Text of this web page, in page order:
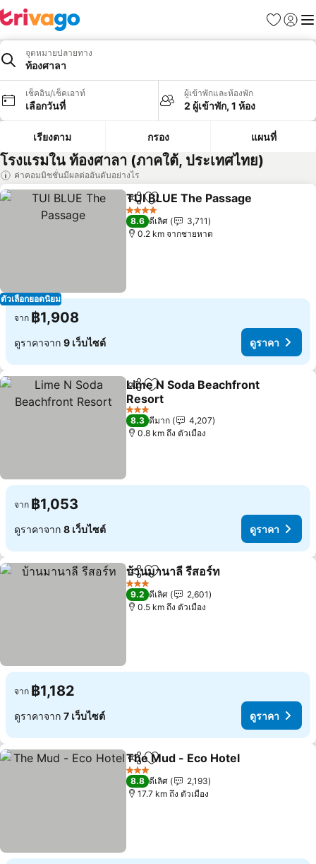
รายการโป
เข้าสู่ร
เมนู
จุดหมายปลายทาง
ท้องศาลา
เช็คอิน/เช็คเอาท์
เลือกวันที่
ผู้เข้าพักและห้องพัก
2 ผู้เข้าพัก, 1 ห้อง
เรียงตาม กรอง แผนที่
โรงแรมใน ท้องศาลา (ภาคใต้, ประเทศไทย)
ค่าคอมมิชชั่นมีผลต่ออันดับอย่างไร
ตัวเลือกยอดนิยม
แชร์ เพิ่มในรายการโปรด
TUI BLUE The Passage
4 ดาว
8.6 ดีเลิศ
3,711
0.2 km จากชายหาด
จาก ฿1,908
ดูราคาจาก 9 เว็บไซต์ ดูราคา
แชร์ เพิ่มในรายการโปรด
Lime N Soda Beachfront
Resort
ดูราคา
3 ดาว
8.3 ดีมาก
4,207
0.8 km ถึง ตัวเมือง
จาก ฿1,053
ดูราคาจาก 8 เว็บไซต์ ดูราคา
แชร์ เพิ่มในรายการโปรด
บ้านมานาลี รีสอร์ท
3 ดาว
9.2 ดีเลิศ
2,601
0.5 km ถึง ตัวเมือง
จาก ฿1,182
ดูราคาจาก 7 เว็บไซต์ ดูราคา
แชร์ เพิ่มในรายการโปรด
The Mud - Eco Hotel
3 ดาว
8.8 ดีเลิศ
2,193
17.7 km ถึง ตัวเมือง